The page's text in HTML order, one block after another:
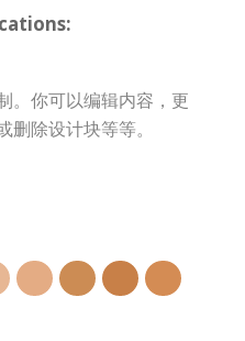
。你可以编辑内容，更
除设计块等等。